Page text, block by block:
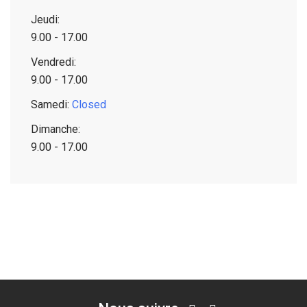
Jeudi:
9.00 - 17.00
Vendredi:
9.00 - 17.00
Samedi: Closed
Dimanche:
9.00 - 17.00